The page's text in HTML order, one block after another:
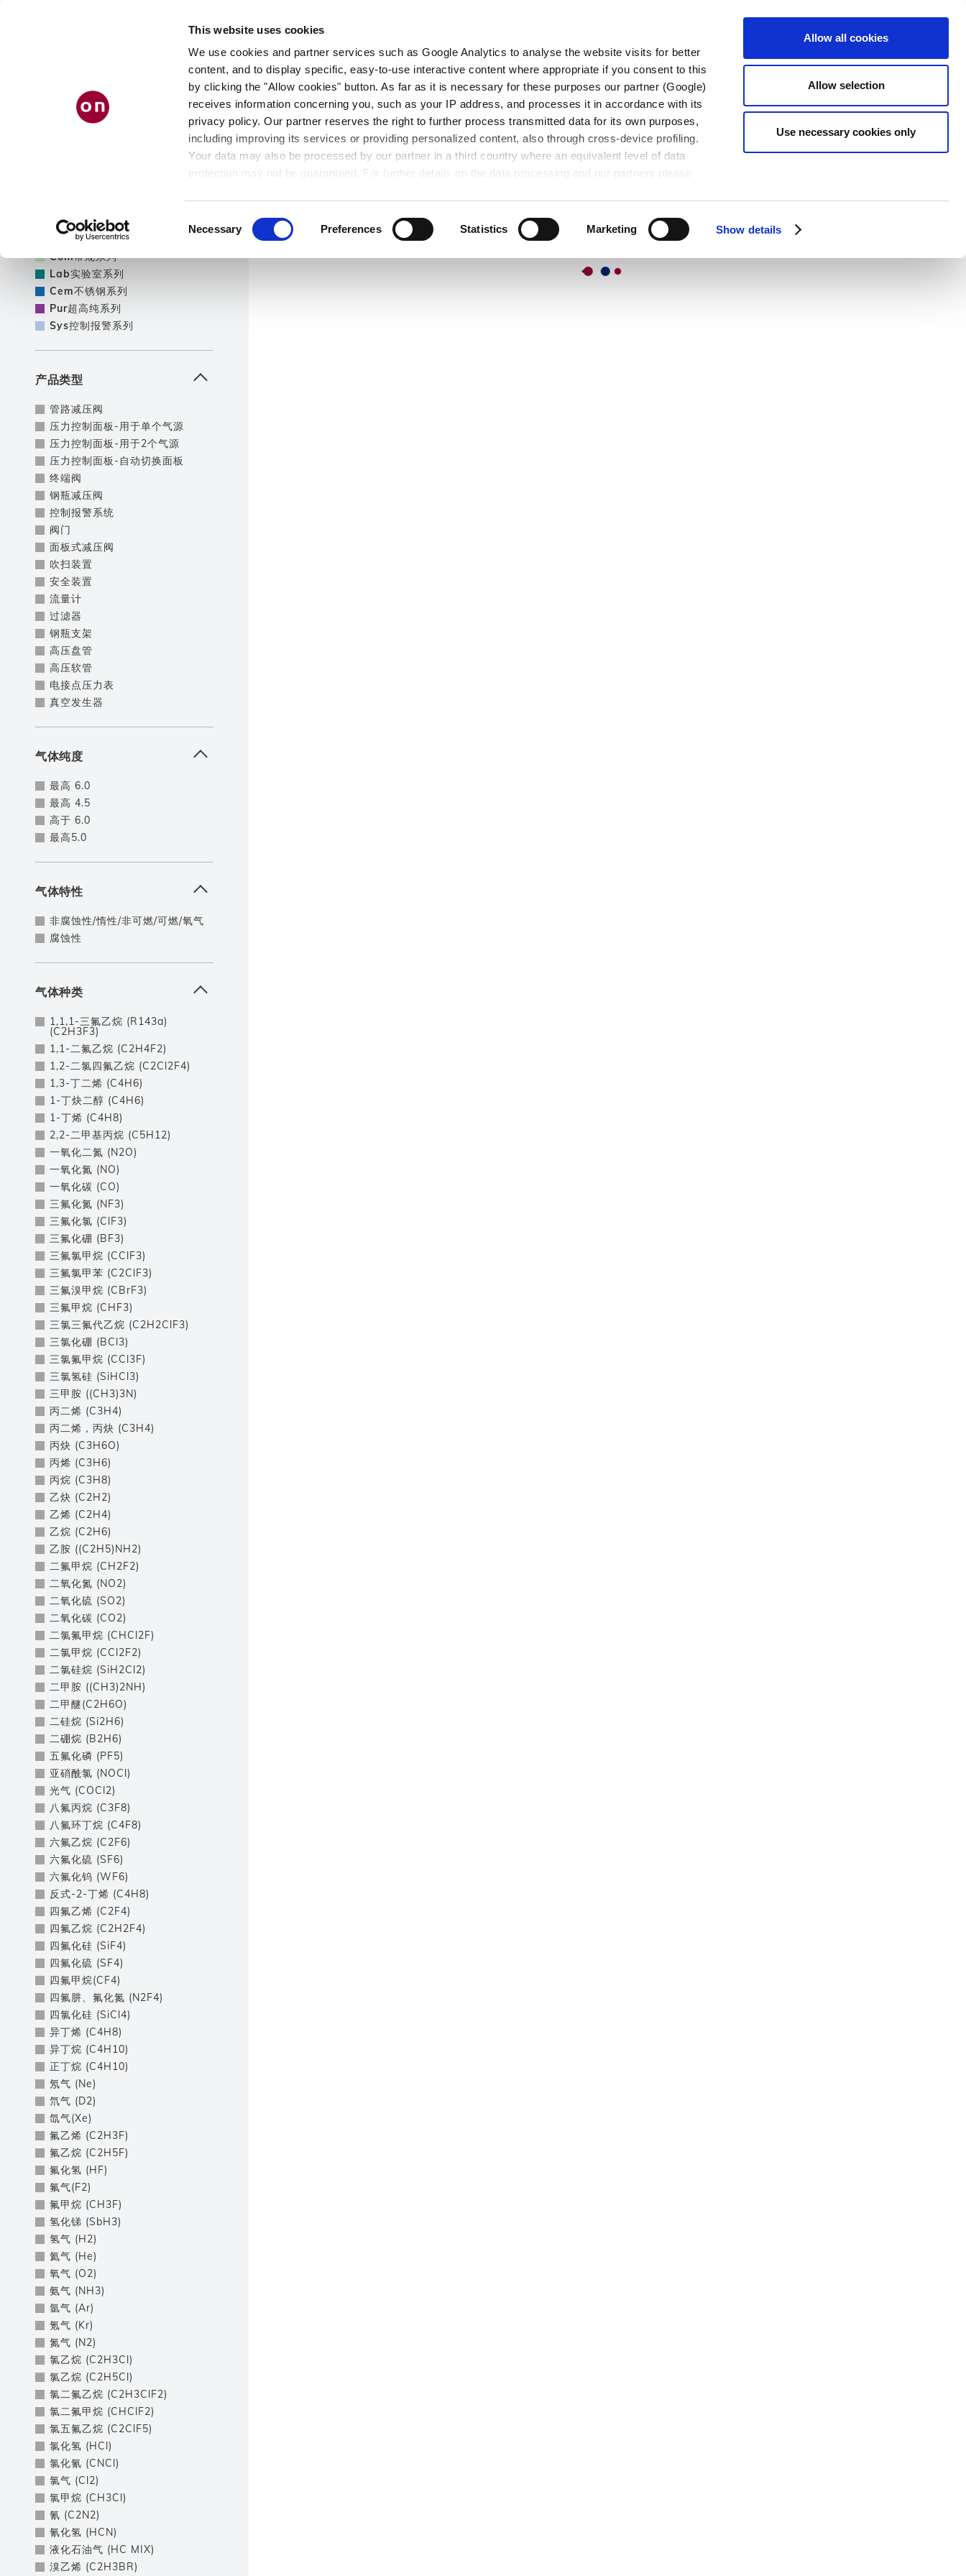
This website uses cookies
We use cookies and partner services such as Google Analytics to analyse the website visits for better
content, and to display specific, easy-to-use interactive content where appropriate if you consent to this
by clicking the "Allow cookies" button. As far as it is necessary for these purposes our partner (Google)
receives information concerning you, such as your IP address, and processes it in accordance with its
privacy policy. Our partner reserves the right to further process transmitted data for its own purposes,
including improving its services or providing personalized content, also through cross-device profiling.
Your data may also be processed by our partner in a third country where an equivalent level of data
protection may not be guaranteed. For further details on the data processing and our partners please
Selection
Necessary Preferences Statistics Marketing Show details
Allow all cookies
Allow selection
Use necessary cookies only
产品筛选
工业系列
Com常规系列
Lab实验室系列
Cem不锈钢系列
Pur超高纯系列
Sys控制报警系列
产品类型
管路减压阀
压力控制面板-用于单个气源
压力控制面板-用于2个气源
压力控制面板-自动切换面板
终端阀
钢瓶减压阀
控制报警系统
阀门
面板式减压阀
吹扫装置
安全装置
流量计
过滤器
钢瓶支架
高压盘管
高压软管
电接点压力表
真空发生器
气体纯度
最高 6.0
最高 4.5
高于 6.0
最高5.0
气体特性
非腐蚀性/惰性/非可燃/可燃/氧气
腐蚀性
气体种类
1,1,1-三氟乙烷 (R143a)
(C2H3F3)
1,1-二氟乙烷 (C2H4F2)
1,2-二氯四氟乙烷 (C2Cl2F4)
1,3-丁二烯 (C4H6)
1-丁炔二醇 (C4H6)
1-丁烯 (C4H8)
2,2-二甲基丙烷 (C5H12)
一氧化二氮 (N2O)
一氧化氮 (NO)
一氧化碳 (CO)
三氟化氮 (NF3)
三氟化氯 (ClF3)
三氟化硼 (BF3)
三氟氯甲烷 (CClF3)
三氟氯甲苯 (C2ClF3)
三氟溴甲烷 (CBrF3)
三氟甲烷 (CHF3)
三氯三氟代乙烷 (C2H2ClF3)
三氯化硼 (BCl3)
三氯氟甲烷 (CCl3F)
三氯氢硅 (SiHCl3)
三甲胺 ((CH3)3N)
丙二烯 (C3H4)
丙二烯，丙炔 (C3H4)
丙炔 (C3H6O)
丙烯 (C3H6)
丙烷 (C3H8)
乙炔 (C2H2)
乙烯 (C2H4)
乙烷 (C2H6)
乙胺 ((C2H5)NH2)
二氟甲烷 (CH2F2)
二氧化氮 (NO2)
二氧化硫 (SO2)
二氧化碳 (CO2)
二氯氟甲烷 (CHCl2F)
二氯甲烷 (CCl2F2)
二氯硅烷 (SiH2Cl2)
二甲胺 ((CH3)2NH)
二甲醚(C2H6O)
二硅烷 (Si2H6)
二硼烷 (B2H6)
五氟化磷 (PF5)
亚硝酰氯 (NOCl)
光气 (COCl2)
八氟丙烷 (C3F8)
八氟环丁烷 (C4F8)
六氟乙烷 (C2F6)
六氟化硫 (SF6)
六氟化钨 (WF6)
反式-2-丁烯 (C4H8)
四氟乙烯 (C2F4)
四氟乙烷 (C2H2F4)
四氟化硅 (SiF4)
四氟化硫 (SF4)
四氟甲烷(CF4)
四氟肼、氟化氮 (N2F4)
四氯化硅 (SiCl4)
异丁烯 (C4H8)
异丁烷 (C4H10)
正丁烷 (C4H10)
氖气 (Ne)
氘气 (D2)
氙气(Xe)
氟乙烯 (C2H3F)
氟乙烷 (C2H5F)
氟化氢 (HF)
氟气(F2)
氟甲烷 (CH3F)
氢化锑 (SbH3)
氢气 (H2)
氦气 (He)
氧气 (O2)
氨气 (NH3)
氩气 (Ar)
氪气 (Kr)
氮气 (N2)
氯乙烷 (C2H3Cl)
氯乙烷 (C2H5Cl)
氯二氟乙烷 (C2H3ClF2)
氯二氟甲烷 (CHClF2)
氯五氟乙烷 (C2ClF5)
氯化氢 (HCl)
氯化氰 (CNCl)
氯气 (Cl2)
氯甲烷 (CH3Cl)
氰 (C2N2)
氰化氢 (HCN)
液化石油气 (HC MIX)
溴乙烯 (C2H3BR)
产品筛选